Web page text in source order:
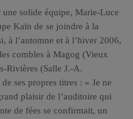
une solide équipe, Marie-Luce
Kaïn de se joindre à la
à l’automne et à l’hiver 2006,
combles à Magog (Vieux
Rivières (Salle J.-A.
ses propres titres : « Je ne
plaisir de l’auditoire qui
de fées se confirmait, un